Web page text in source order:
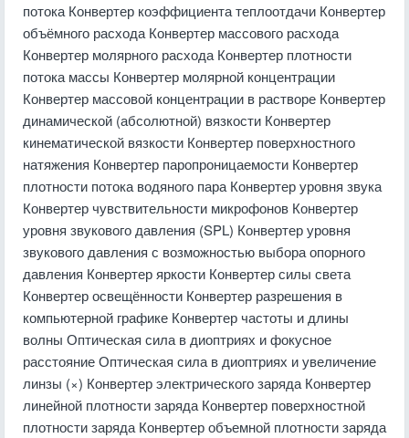
потока Конвертер коэффициента теплоотдачи Конвертер
объёмного расхода Конвертер массового расхода
Конвертер молярного расхода Конвертер плотности
потока массы Конвертер молярной концентрации
Конвертер массовой концентрации в растворе Конвертер
динамической (абсолютной) вязкости Конвертер
кинематической вязкости Конвертер поверхностного
натяжения Конвертер паропроницаемости Конвертер
плотности потока водяного пара Конвертер уровня звука
Конвертер чувствительности микрофонов Конвертер
уровня звукового давления (SPL) Конвертер уровня
звукового давления с возможностью выбора опорного
давления Конвертер яркости Конвертер силы света
Конвертер освещённости Конвертер разрешения в
компьютерной графике Конвертер частоты и длины
волны Оптическая сила в диоптриях и фокусное
расстояние Оптическая сила в диоптриях и увеличение
линзы (×) Конвертер электрического заряда Конвертер
линейной плотности заряда Конвертер поверхностной
плотности заряда Конвертер объемной плотности заряда